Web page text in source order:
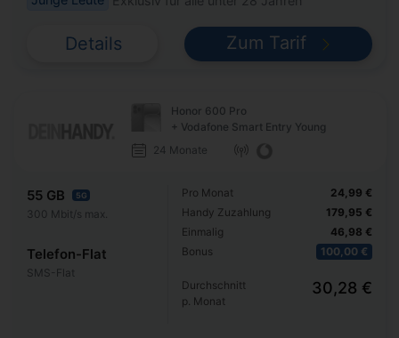
Details Zum Tarif
Honor 600 Pro
+ Vodafone Smart Entry Young
24 Monate
55 GB 5G
300 Mbit/s max.
Telefon-Flat
SMS-Flat
Pro Monat
Handy Zuzahlung
Einmalig
Bonus
24,99 €
179,95 €
46,98 €
100,00 €
Durchschnitt
p. Monat
30,28 €